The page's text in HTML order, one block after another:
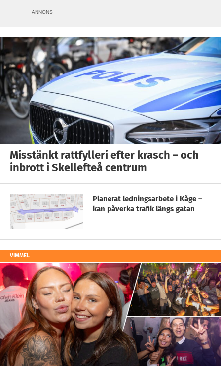
ANNONS
Misstänkt rattfylleri efter krasch – och
inbrott i Skellefteå centrum
Planerat ledningsarbete i Kåge –
kan påverka trafik längs gatan
VIMMEL